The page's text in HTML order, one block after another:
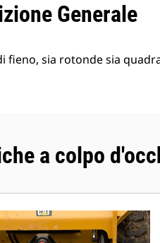
Generale
fieno, sia rotonde sia
a colpo